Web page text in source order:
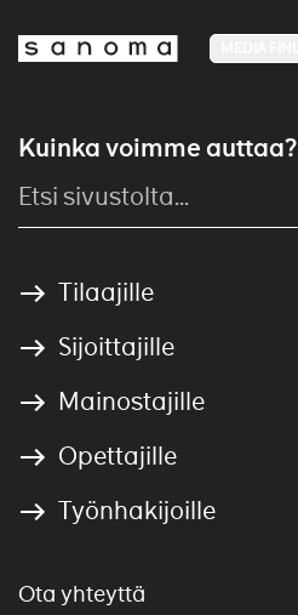
Kuinka voimme auttaa?
Tilaajille
Sijoittajille
Mainostajille
Opettajille
Työnhakijoille
Ota yhteyttä